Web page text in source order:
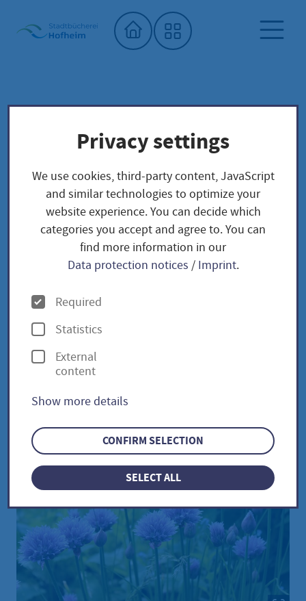
Home"
Unser Saatgut: Aussaat - Ernte -
Kräuter und Blumen
KRÄUTER
Chinesischer Kantenlauch / Allium argulosum
Chinesischer
Kantenlauch / Allium
argulosum
Allium argulosum
Privacy settings
We use cookies, third-party content, JavaScript
and similar technologies to optimize your
website experience. You can decide which
categories you accept and agree to. You can
find more information in our
Data protection notices / Imprint.
O
p
t
i
n
s
Required
Statistics
External
content
Show more details
CONFIRM SELECTION
SELECT ALL